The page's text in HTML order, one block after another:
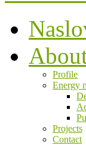
Profile
Energy
Projects
Contact